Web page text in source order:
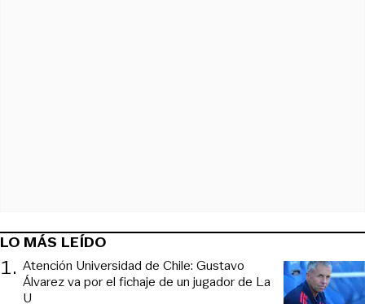
LO MÁS LEÍDO
1. Atención Universidad de Chile: Gustavo
Álvarez va por el fichaje de un jugador de La
U